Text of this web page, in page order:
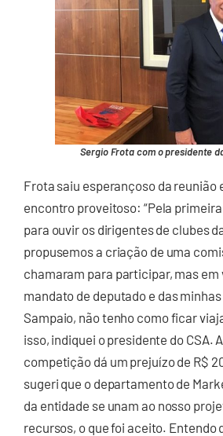
Sergio Frota com o presidente
Frota saiu esperançoso da reunião
encontro proveitoso: “Pela primeira
para ouvir os dirigentes de clubes
propusemos a criação de uma
chamaram para participar, mas em
mandato de deputado e das
Sampaio, não tenho como ficar
isso, indiquei o presidente do CSA.
competição dá um prejuízo de R$
sugeri que o departamento de
da entidade se unam ao nosso
recursos, o que foi aceito. Entendo